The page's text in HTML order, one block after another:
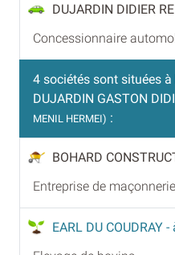
DUJARDIN DIDIER
Concessionnaire
4 sociétés sont situées à
DUJARDIN GASTON
MENIL HERMEI) :
BOHARD
Entreprise de maçonnerie
EARL DU COUDRAY -